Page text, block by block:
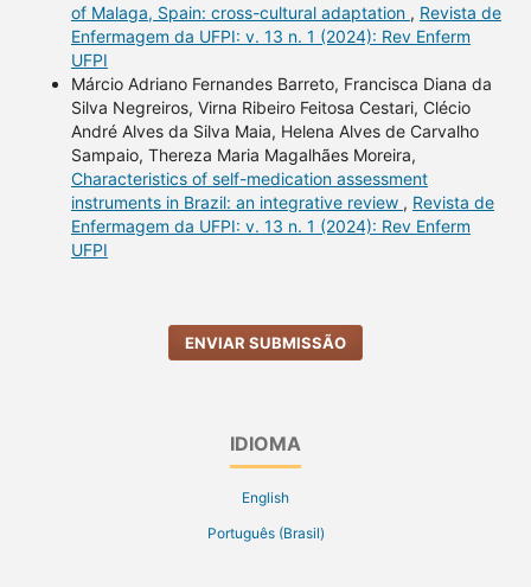
of Malaga, Spain: cross-cultural adaptation , Revista de
Enfermagem da UFPI: v. 13 n. 1 (2024): Rev Enferm
UFPI
Márcio Adriano Fernandes Barreto, Francisca Diana da
Silva Negreiros, Virna Ribeiro Feitosa Cestari, Clécio
André Alves da Silva Maia, Helena Alves de Carvalho
Sampaio, Thereza Maria Magalhães Moreira,
Characteristics of self-medication assessment
instruments in Brazil: an integrative review , Revista de
Enfermagem da UFPI: v. 13 n. 1 (2024): Rev Enferm
UFPI
ENVIAR SUBMISSÃO
IDIOMA
English
Português (Brasil)